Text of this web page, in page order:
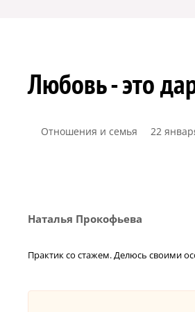
Любовь - это
Отношения и семья 22
Наталья Прокофьева
Практик со стажем. Делюсь своими